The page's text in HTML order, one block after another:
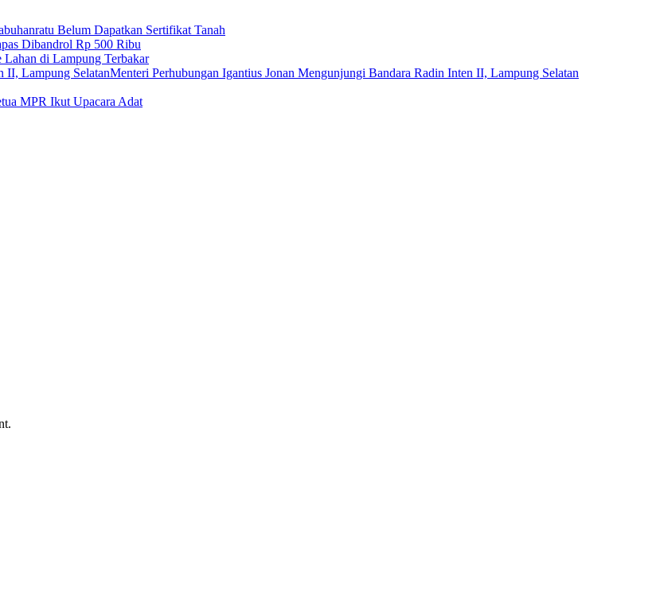
Belum Dapatkan Sertifikat Tanah
Dibandrol Rp 500 Ribu
Lahan di Lampung Terbakar
Menteri Perhubungan Igantius Jonan Mengunjungi Bandara Radin Inten II, Lampung Selatan
MPR Ikut Upacara Adat